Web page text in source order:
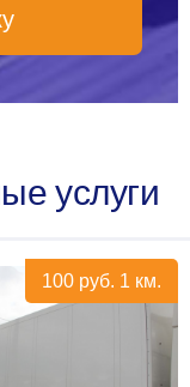
услуги
100 руб. 1 км.